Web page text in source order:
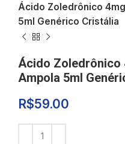
Ácido Zoledrônico
5ml Genérico Cristália
Ácido Zoledrônico
Ampola 5ml
R$59.00